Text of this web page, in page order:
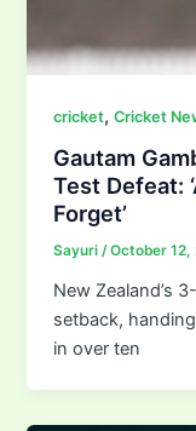
cricket,Cricket
Gautam
Test Defeat:
Forget’
Sayuri/October 12,
New Zealand’s
setback,
in over ten